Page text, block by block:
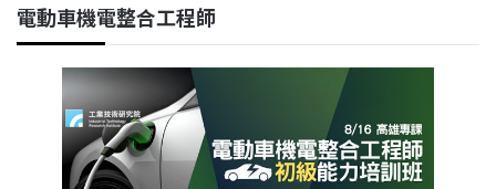
電動車機電整合工程師